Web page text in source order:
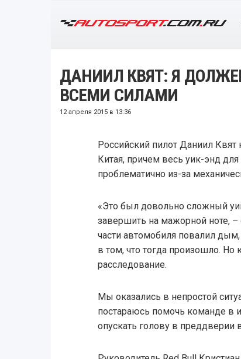
ДАНИИЛ КВЯТ: Я
ВСЕМИ СИЛАМИ
12 апреля 2015 в 13:36
Российский пилот Даниил
Китая, причем весь уик-энд
проблематично из-за
«Это был довольно сложный
завершить на мажорной ноте, –
части автомобиля повалил
в том, что тогда произошло. Но
расследование.
Мы оказались в непростой
постараюсь помочь команде в
опускать голову в преддверии